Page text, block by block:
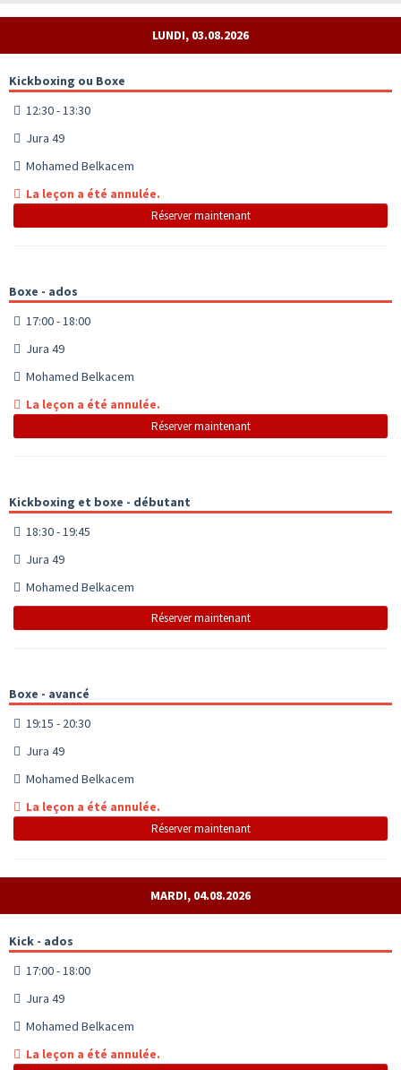
LUNDI, 03.08.2026
Kickboxing ou Boxe
12:30 - 13:30
Jura 49
Mohamed Belkacem
La leçon a été annulée.
Réserver maintenant
Boxe - ados
17:00 - 18:00
Jura 49
Mohamed Belkacem
La leçon a été annulée.
Réserver maintenant
Kickboxing et boxe - débutant
18:30 - 19:45
Jura 49
Mohamed Belkacem
Réserver maintenant
Boxe - avancé
19:15 - 20:30
Jura 49
Mohamed Belkacem
La leçon a été annulée.
Réserver maintenant
MARDI, 04.08.2026
Kick - ados
17:00 - 18:00
Jura 49
Mohamed Belkacem
La leçon a été annulée.